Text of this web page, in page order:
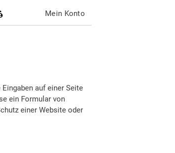
Mein Konto
auf einer Seite
ein Formular von
einer Website oder